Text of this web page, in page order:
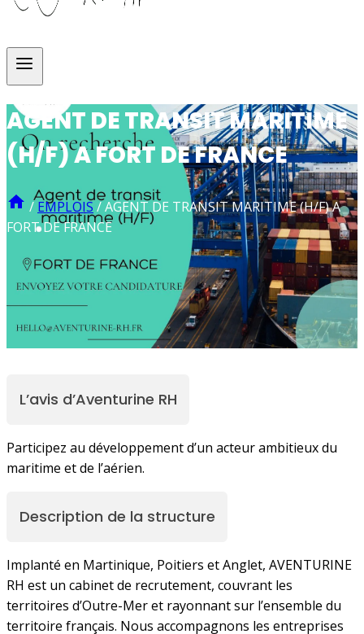
AGENT DE TRANSIT MARITIME
(H/F) A FORT DE FRANCE
/ EMPLOIS/AGENT DE TRANSIT MARITIME (H/F) A
FORT DE FRANCE
L’avis d’Aventurine RH
Participez au développement d’un acteur ambitieux du
maritime et de l’aérien.
Description de la structure
Implanté en Martinique, Poitiers et Anglet, AVENTURINE
RH est un cabinet de recrutement, couvrant les
territoires d’Outre-Mer et rayonnant sur l’ensemble du
territoire français. Nous accompagnons les entreprises